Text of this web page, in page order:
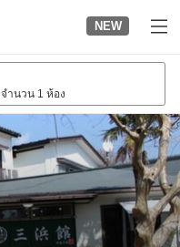
NEW
จำนวน 1 ห้อง